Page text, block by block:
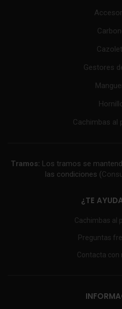
Gestores
Cachimbas al
Tramos: Los tramos se
las condiciones (
¿TE
Cachimbas al
Preguntas
Contacta con